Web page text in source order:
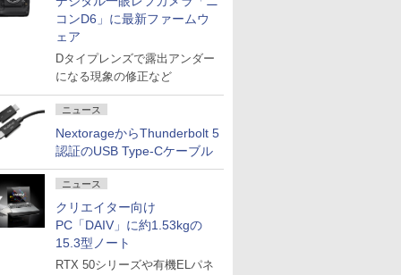
コンD6」に最新ファームウ
ェア
Dタイプレンズで露出アンダー
になる現象の修正など
ニュース
NextorageからThunderbolt 5
認証のUSB Type-Cケーブル
ニュース
クリエイター向け
PC「DAIV」に約1.53kgの
15.3型ノート
RTX 50シリーズや有機ELパネ